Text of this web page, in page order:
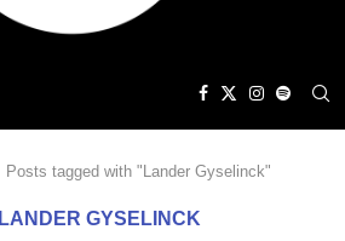
Posts tagged with "Lander Gyselinck"
LANDER GYSELINCK